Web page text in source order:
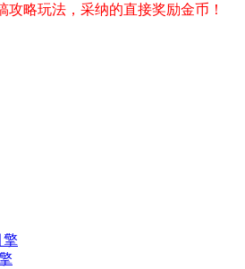
攻略玩法，采纳的直接奖励金币！
擎